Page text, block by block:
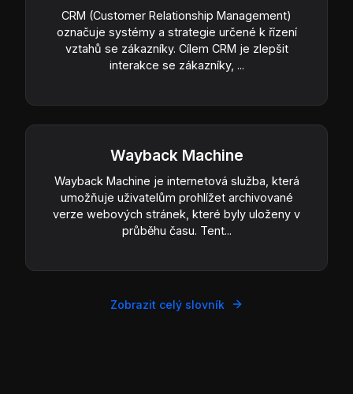
CRM (Customer Relationship Management)
označuje systémy a strategie určené k řízení
vztahů se zákazníky. Cílem CRM je zlepšit
interakce se zákazníky, ...
Wayback Machine
Wayback Machine je internetová služba, která
umožňuje uživatelům prohlížet archivované
verze webových stránek, které byly uloženy v
průběhu času. Tent...
Zobrazit celý slovník